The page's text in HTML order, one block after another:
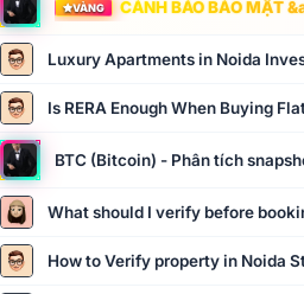
VÀNG CẢNH BÁO BẢO MẬT
Luxury Apartments in Noida
Is RERA Enough When Buying
BTC (Bitcoin) - Phân tích
What should I verify before
How to Verify property in Noida